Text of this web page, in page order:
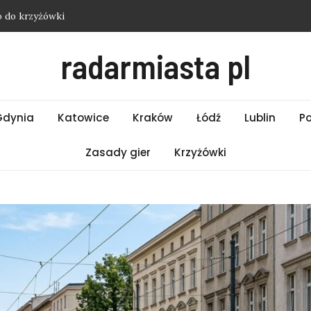
do krzyżówki
Gdynia – Środa 05.08.2026
Bielsko-Biała – Środa 05.08.2026
radarmiasta pl
Katowice Kraków Łódź Lublin
Zasady gier Krzyżówki